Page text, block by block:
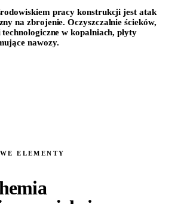
pracy konstrukcji jest atak
na zbrojenie. Oczyszczalnie ścieków,
technologiczne w kopalniach, płyty
nawozy.
ELEMENTY